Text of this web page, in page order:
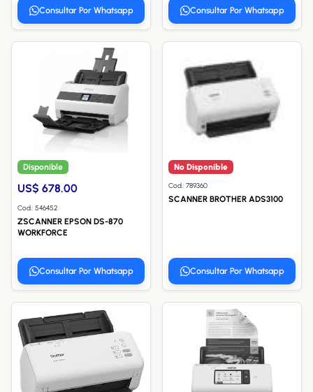
Consultar Por Whatsapp Consultar Por Whatsapp
Disponible
US$ 678.00
Cod.: 546452
ZSCANNER EPSON DS-870
WORKFORCE
Consultar Por Whatsapp
No Disponible
Cod.: 789360
SCANNER BROTHER ADS3100
Consultar Por Whatsapp